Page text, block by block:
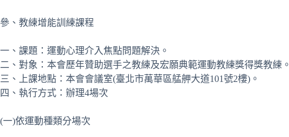
參、教練增能訓練課程
一、課題：運動心理介入焦點問題解決。
二、對象：本會歷年贊助選手之教練及宏願典範運動教練獎得獎教練。
三、上課地點：本會會議室(臺北市萬華區艋舺大道101號2樓)。
四、執行方式：辦理4場次
(一)依運動種類分場次